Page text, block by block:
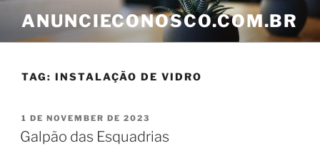
ANUNCIECONOSCO.COM.BR
TAG: INSTALAÇÃO DE VIDRO
1 DE NOVEMBER DE 2023
Galpão das Esquadrias